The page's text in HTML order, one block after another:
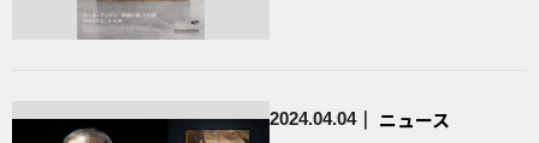
2024.04.04 ニュース